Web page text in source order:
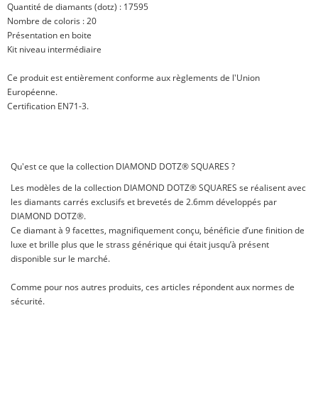
Quantité de diamants (dotz) : 17595
Nombre de coloris : 20
Présentation en boite
Kit niveau intermédiaire
Ce produit est entièrement conforme aux règlements de l'Union
Européenne.
Certification EN71-3.
Qu'est ce que la collection DIAMOND DOTZ® SQUARES ?
Les modèles de la collection DIAMOND DOTZ® SQUARES se réalisent avec
les diamants carrés exclusifs et brevetés de 2.6mm développés par
DIAMOND DOTZ®.
Ce diamant à 9 facettes, magnifiquement conçu, bénéficie d’une finition de
luxe et brille plus que le strass générique qui était jusqu’à présent
disponible sur le marché.
Comme pour nos autres produits, ces articles répondent aux normes de
sécurité.